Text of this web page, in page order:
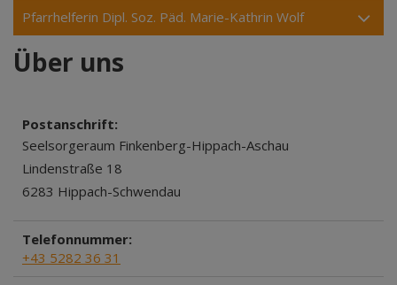
Pfarrhelferin Dipl. Soz. Päd. Marie-Kathrin Wolf
Über uns
Postanschrift:
Seelsorgeraum Finkenberg-Hippach-Aschau
Lindenstraße 18
6283 Hippach-Schwendau
Telefonnummer:
+43 5282 36 31